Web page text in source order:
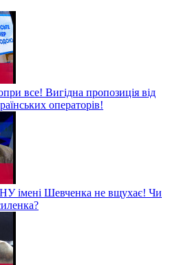
все! Вигідна пропозиція від
операторів!
імені Шевченка не вщухає! Чи